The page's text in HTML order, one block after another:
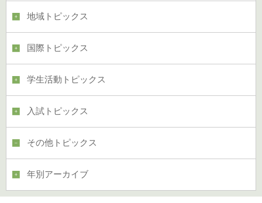
地域トピックス
国際トピックス
学生活動トピックス
入試トピックス
その他トピックス
年別アーカイブ